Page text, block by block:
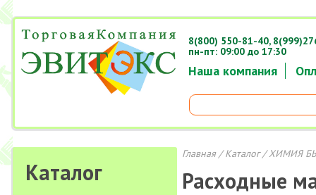
Наша компания
8(800) 550-81-40,
пн-пт: 09:00 до 17:30
Каталог
Главная/Каталог/ХИМИЯ
Расходные